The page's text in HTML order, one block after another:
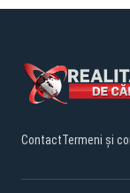
ContactTermeni și